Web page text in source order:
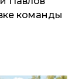
команды